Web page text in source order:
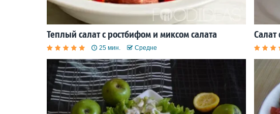
Теплый салат с ростбифом и миксом салата
25 мин. Средне